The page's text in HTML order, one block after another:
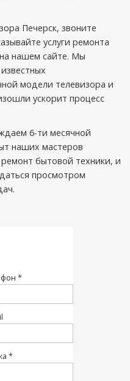
Печерск, звоните
услуги ремонта
нашем сайте. Мы
модели телевизора и
ускорит процесс
6-ти месячной
наших мастеров
бытовой техники, и
просмотром
*
*